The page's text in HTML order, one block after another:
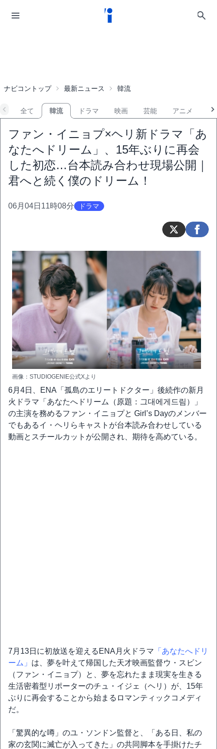
ナビコントップ 最新ニュース 韓流
全て 韓流 ドラマ 映画 芸能 アニメ
ファン・イニョプ×ヘリ新ドラマ「あ
なたへドリーム」、15年ぶりに再会
した初恋…台本読み合わせ現場公開｜
君へと続く僕のドリーム！
06月04日11時08分 ドラマ
画像：STUDIOGENIE公式Xより
6月4日、ENA「孤島のエリートドクター」後続作の新月
火ドラマ「あなたへドリーム（原題：그대에게드림）」
の主演を務めるファン・イニョプと Girl’s Dayのメンバー
でもあるイ・ヘリらキャストが台本読み合わせしている
動画とスチールカットが公開され、期待を高めている。
7月13日に初放送を迎えるENA月火ドラマ 「あなたへドリ
ーム」 は、夢を叶えて帰国した天才映画監督ウ・スビン
（ファン・イニョプ）と、夢を忘れたまま現実を生きる
生活密着型リポーターのチュ・イジェ（ヘリ）が、15年
ぶりに再会することから始まるロマンティックコメディ
だ。
「驚異的な噂」のユ・ソンドン監督と、「ある日、私の
家の玄関に滅亡が入ってきた」の共同脚本を手掛けたチ